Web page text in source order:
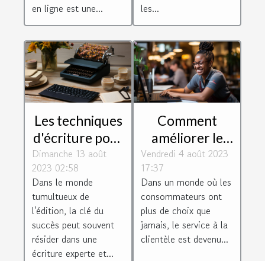
en ligne est une...
les...
Les techniques
d'écriture pour
un magazine
réussi
Dimanche 13 août
2023 02:58
Dans le monde
tumultueux de
l'édition, la clé du
succès peut souvent
résider dans une
écriture experte et...
Comment
améliorer le
service client
de votre
entreprise
Vendredi 4 août 2023
17:37
Dans un monde où les
consommateurs ont
plus de choix que
jamais, le service à la
clientèle est devenu...